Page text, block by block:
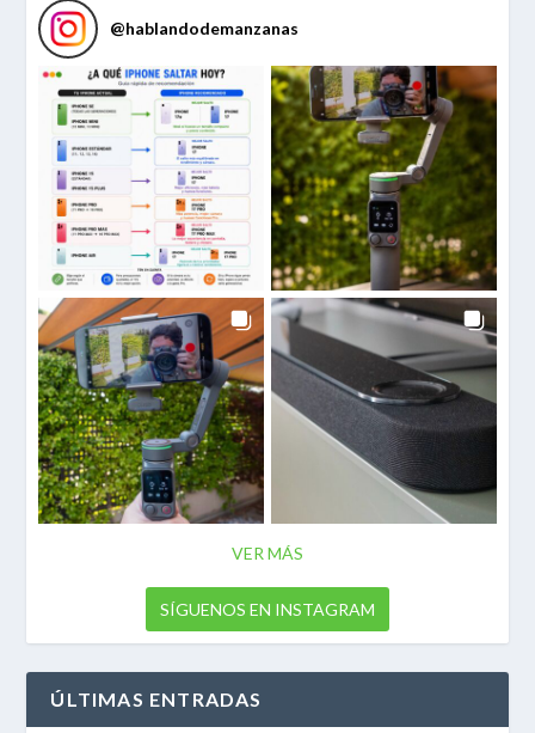
@hablandodemanzanas
VER MÁS
SÍGUENOS EN INSTAGRAM
ÚLTIMAS ENTRADAS